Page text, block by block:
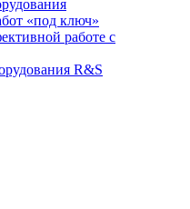
«под ключ»
работе с
R&S